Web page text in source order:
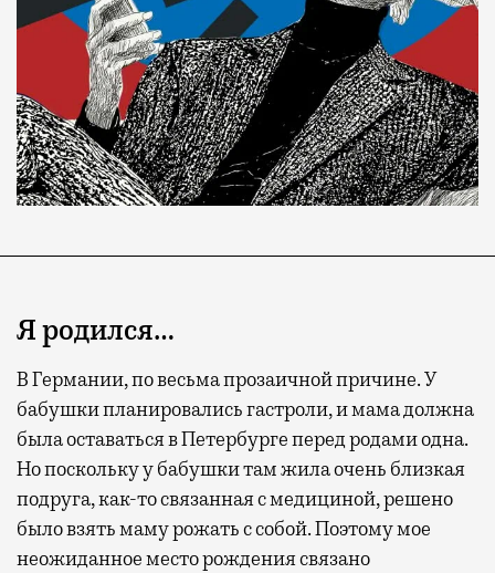
Я родился…
В Германии, по весьма прозаичной причине. У
бабушки планировались гастроли, и мама должна
была оставаться в Петербурге перед родами одна.
Но поскольку у бабушки там жила очень близкая
подруга, как-то связанная с медициной, решено
было взять маму рожать с собой. Поэтому мое
неожиданное место рождения связано